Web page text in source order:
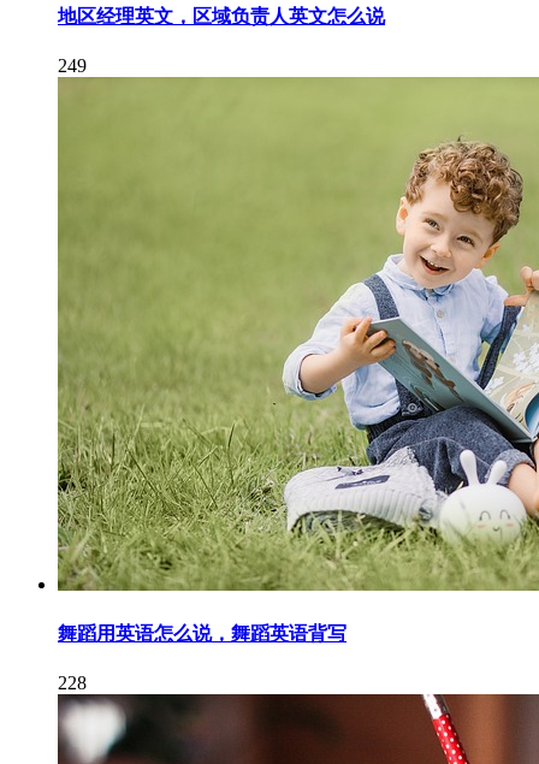
地区经理英文，区域负责人英文怎么说
249
舞蹈用英语怎么说，舞蹈英语背写
228